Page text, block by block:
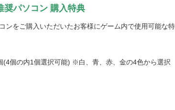
奨パソコン 購入特典
ンをご購入いただいたお客様にゲーム内で使用可能な
(4個の内1個選択可能) ※白、青、赤、金の4色から選択